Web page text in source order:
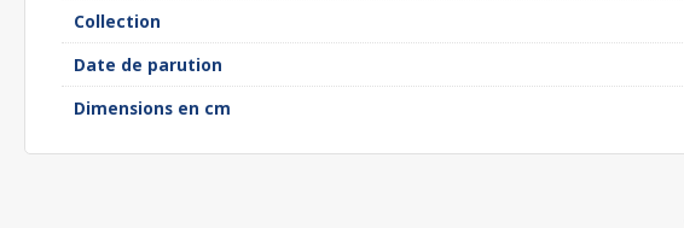
Collection
Date de parution
Dimensions en cm